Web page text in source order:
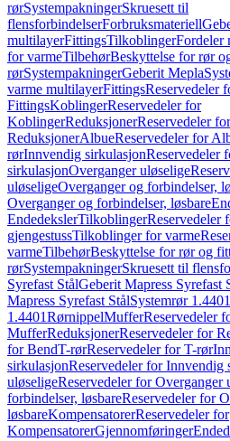
rørSystempakningerSkruesett til
flensforbindelserForbruksmateriell
multilayerFittingsTilkoblingerFordeler
for varmeTilbehørBeskyttelse for rør
rørSystempakningerGeberit Mepla
varme multilayerFittingsReservedeler
FittingsKoblingerReservedeler for
KoblingerReduksjonerReservedeler for
ReduksjonerAlbueReservedeler for
rørInnvendig sirkulasjonReservedeler
sirkulasjonOverganger uløselige
uløseligeOverganger og forbindelser,
Overganger og forbindelser, løsbare
EndedekslerTilkoblingerReservedeler
gjengestussTilkoblinger for varme
varmeTilbehørBeskyttelse for rør og
rørSystempakningerSkruesett til
Syrefast StålGeberit Mapress Syrefast
Mapress Syrefast StålSystemrør 1.4401
1.4401RørnippelMufferReservedeler
MufferReduksjonerReservedeler for
for BendT-rørReservedeler for T-rør
sirkulasjonReservedeler for Innvendig
uløseligeReservedeler for Overganger
forbindelser, løsbareReservedeler for
løsbareKompensatorerReservedeler for
KompensatorerGjennomføringer